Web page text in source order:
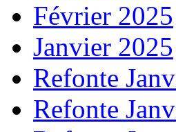
Février 2025
Janvier 2025
Refonte
Refonte